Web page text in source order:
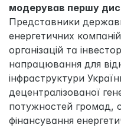
модерував першу
Представники
енергетичних
організацій та
напрацювання для
інфраструктури
децентралізованої
потужностей громад,
фінансування